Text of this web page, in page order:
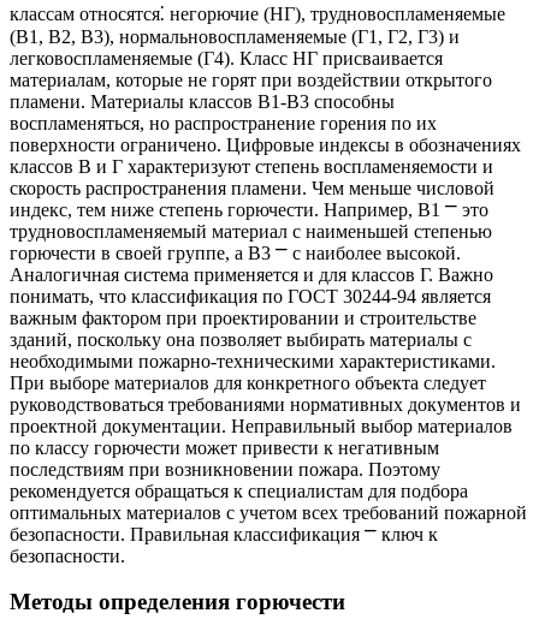
классам относятся⁚ негорючие (НГ), трудновоспламеняемые
(В1, В2, В3), нормальновоспламеняемые (Г1, Г2, Г3) и
легковоспламеняемые (Г4). Класс НГ присваивается
материалам, которые не горят при воздействии открытого
пламени. Материалы классов В1-В3 способны
воспламеняться, но распространение горения по их
поверхности ограничено. Цифровые индексы в обозначениях
классов В и Г характеризуют степень воспламеняемости и
скорость распространения пламени. Чем меньше числовой
индекс, тем ниже степень горючести. Например, В1 ⎻ это
трудновоспламеняемый материал с наименьшей степенью
горючести в своей группе, а В3 ⎻ с наиболее высокой.
Аналогичная система применяется и для классов Г. Важно
понимать, что классификация по ГОСТ 30244-94 является
важным фактором при проектировании и строительстве
зданий, поскольку она позволяет выбирать материалы с
необходимыми пожарно-техническими характеристиками.
При выборе материалов для конкретного объекта следует
руководствоваться требованиями нормативных документов и
проектной документации. Неправильный выбор материалов
по классу горючести может привести к негативным
последствиям при возникновении пожара. Поэтому
рекомендуется обращаться к специалистам для подбора
оптимальных материалов с учетом всех требований пожарной
безопасности. Правильная классификация ⎻ ключ к
безопасности.
Методы определения горючести